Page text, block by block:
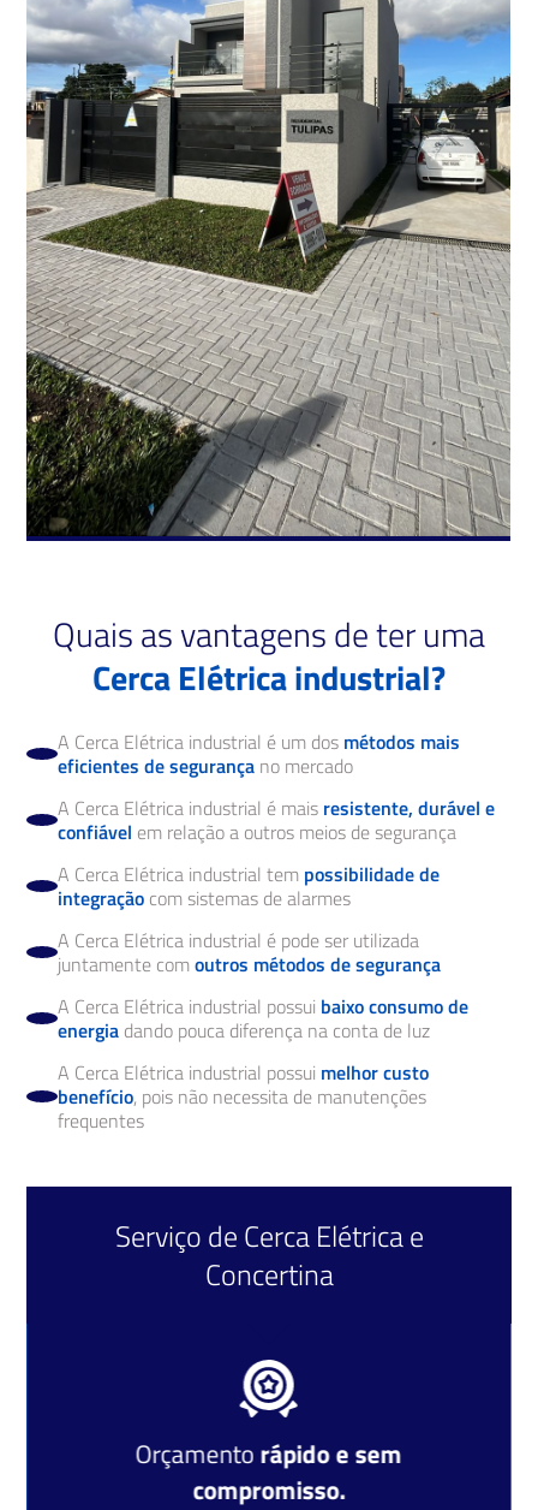
Quais as vantagens de ter uma
Cerca Elétrica industrial?
A Cerca Elétrica industrial é um dos métodos mais
eficientes de segurança no mercado
A Cerca Elétrica industrial é mais resistente, durável e
confiável em relação a outros meios de segurança
A Cerca Elétrica industrial tem possibilidade de
integração com sistemas de alarmes
A Cerca Elétrica industrial é pode ser utilizada
juntamente comoutros métodos de segurança
A Cerca Elétrica industrial possui baixo consumo de
energia dando pouca diferença na conta de luz
A Cerca Elétrica industrial possui melhor custo
benefício, pois não necessita de manutenções
frequentes
Serviço deCerca Elétricae
Concertina
Orçamentorápido e sem
compromisso.